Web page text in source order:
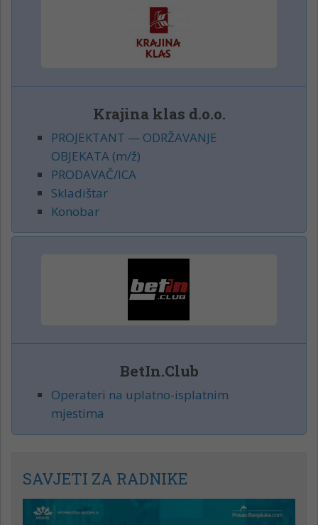
Krajina klas d.o.o.
PROJEKTANT — ODRŽAVANJE
OBJEKATA (m/ž)
PRODAVAČ/ICA
Skladištar
Konobar
BetIn.Club
Operateri na uplatno-isplatnim
mjestima
SAVJETI ZA RADNIKE